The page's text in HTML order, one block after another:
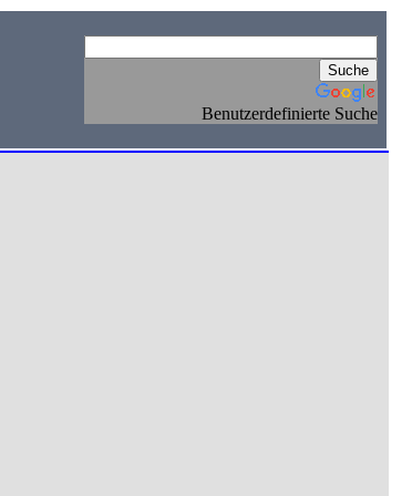
Benutzerdefinierte Suche